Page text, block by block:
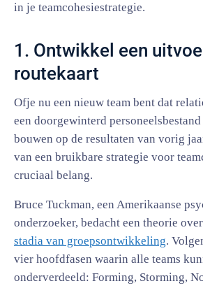
in je teamcohesiestrategie.
1. Ontwikkel een
routekaart
Ofje nu een nieuw team bent dat
een doorgewinterd
bouwen op de resultaten van vorig
van een bruikbare strategie voor
cruciaal belang.
Bruce Tuckman, een Amerikaanse
onderzoeker, bedacht een theorie
stadia van groepsontwikkeling.
vier hoofdfasen waarin alle teams
onderverdeeld: Forming, Storming,